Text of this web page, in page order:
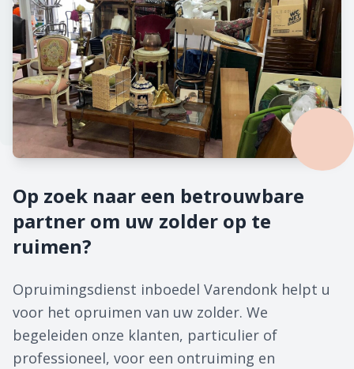
Op zoek naar een betrouwbare
partner om uw zolder op te
ruimen?
Opruimingsdienst inboedel Varendonk helpt u
voor het opruimen van uw zolder. We
begeleiden onze klanten, particulier of
professioneel, voor een ontruiming en